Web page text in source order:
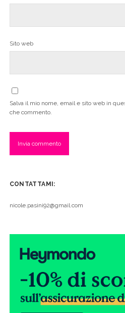
Sito web
Salva il mio nome, email e sito web in
che commento.
CONTATTAMI:
nicole.pasini92@gmail.com